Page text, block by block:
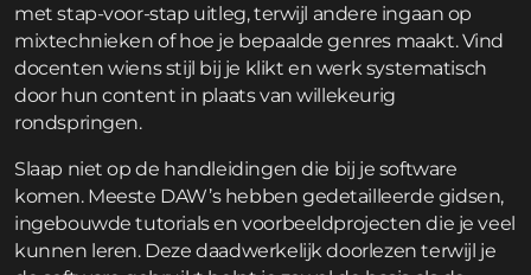
met stap-voor-stap uitleg, terwijl andere ingaan op
mixtechnieken of hoe je bepaalde genres maakt. Vind
docenten wiens stijl bij je klikt en werk systematisch
door hun content in plaats van willekeurig
rondspringen.
Slaap niet op de handleidingen die bij je software
komen. Meeste DAW’s hebben gedetailleerde gidsen,
ingebouwde tutorials en voorbeeldprojecten die je veel
kunnen leren. Deze daadwerkelijk doorlezen terwijl je